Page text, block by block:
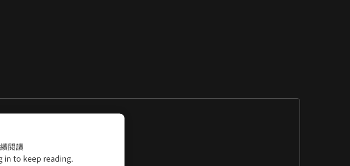
閱讀
in to keep reading.